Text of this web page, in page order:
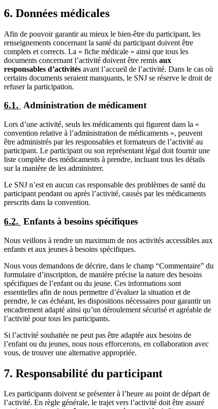
6. Données médicales
Afin de pouvoir garantir au mieux le bien-être du participant, les
renseignements concernant la santé du participant doivent être
complets et corrects. La « fiche médicale » ainsi que tous les
documents concernant l’activité doivent être remis aux
responsables d’activités avant l’accueil de l’activité. Dans le cas où
certains documents seraient manquants, le SNJ se réserve le droit de
refuser la participation.
6.1. ​Administration de médicament
Lors d’une activité, seuls les médicaments qui figurent dans la «
convention relative à l’administration de médicaments », peuvent
être administrés par les responsables et formateurs de l’activité au
participant. Le participant ou son représentant légal doit fournir une
liste complète des médicaments à prendre, incluant tous les détails
sur la manière de les administrer.
Le SNJ n’est en aucun cas responsable des problèmes de santé du
participant pendant ou après l’activité, causés par les médicaments
prescrits dans la convention.
6.2. ​Enfants à besoins spécifiques
Nous veillons à rendre un maximum de nos activités accessibles aux
enfants et aux jeunes à besoins spécifiques.
Nous vous demandons de décrire, dans le champ “Commentaire” du
formulaire d’inscription, de manière précise la nature des besoins
spécifiques de l’enfant ou du jeune. Ces informations sont
essentielles afin de nous permettre d’évaluer la situation et de
prendre, le cas échéant, les dispositions nécessaires pour garantir un
encadrement adapté ainsi qu’un déroulement sécurisé et agréable de
l’activité pour tous les participants.
Si l’activité souhaitée ne peut pas être adaptée aux besoins de
l’enfant ou du jeunes, nous nous efforcerons, en collaboration avec
vous, de trouver une alternative appropriée.
7. Responsabilité du participant
Les participants doivent se présenter à l’heure au point de départ de
l’activité. En règle générale, le trajet vers l’activité doit être assuré